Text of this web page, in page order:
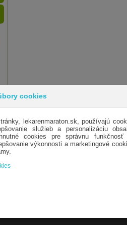
cookies
lekarenmaraton.sk, používajú
služieb a personalizáciu
cookies pre správnu
výkonnosti a marketingové
INFORMÁCIE
OBCHODNÉ PODMIENKY